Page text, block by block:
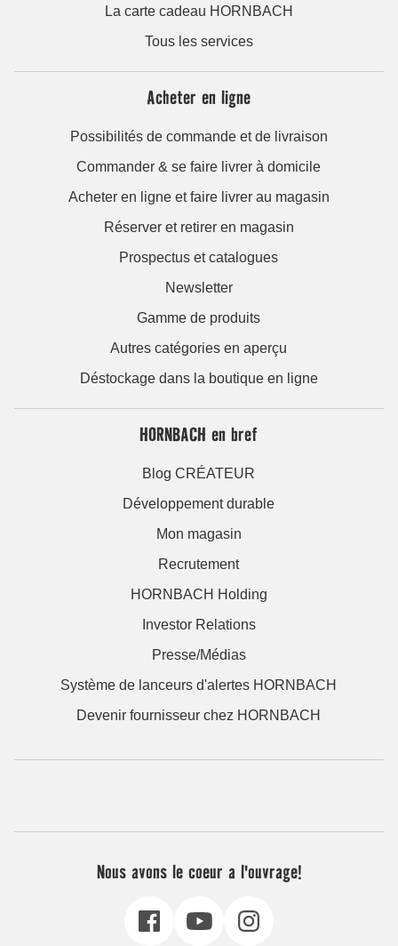
La carte cadeau HORNBACH
Tous les services
Acheter en ligne
Possibilités de commande et de livraison
Commander & se faire livrer à domicile
Acheter en ligne et faire livrer au magasin
Réserver et retirer en magasin
Prospectus et catalogues
Newsletter
Gamme de produits
Autres catégories en aperçu
Déstockage dans la boutique en ligne
HORNBACH en bref
Blog CRÉATEUR
Développement durable
Mon magasin
Recrutement
HORNBACH Holding
Investor Relations
Presse/Médias
Système de lanceurs d'alertes HORNBACH
Devenir fournisseur chez HORNBACH
Nous avons le coeur a l'ouvrage!